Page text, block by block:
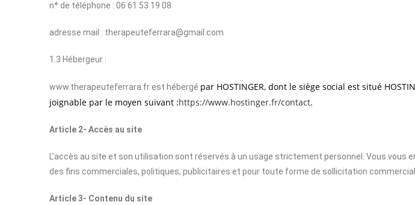
n* de téléphone : 06 61 53 19 08
adresse mail : therapeuteferrara@gmail.com
1.3 Hébergeur :
www.therapeuteferrara.fr est hébergé par HOSTINGER, dont le siège social est situé
joignable par le moyen suivant :https://www.hostinger.fr/contact.
Article 2- Accès au site
L’accès au site et son utilisation sont réservés à un usage strictement personnel. Vous
des fins commerciales, politiques, publicitaires et pour toute forme de sollicitation
Article 3- Contenu du site